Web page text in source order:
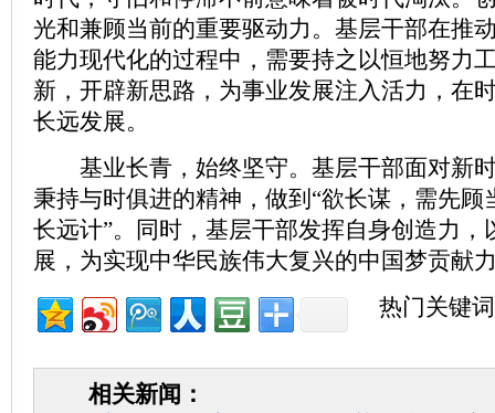
光和兼顾当前的重要驱动力。基层干部在推
能力现代化的过程中，需要持之以恒地努力
新，开辟新思路，为事业发展注入活力，在
长远发展。
基业长青，始终坚守。基层干部面对新
秉持与时俱进的精神，做到“欲长谋，需先顾
长远计”。同时，基层干部发挥自身创造力，
展，为实现中华民族伟大复兴的中国梦贡献
热门关键
相关新闻：